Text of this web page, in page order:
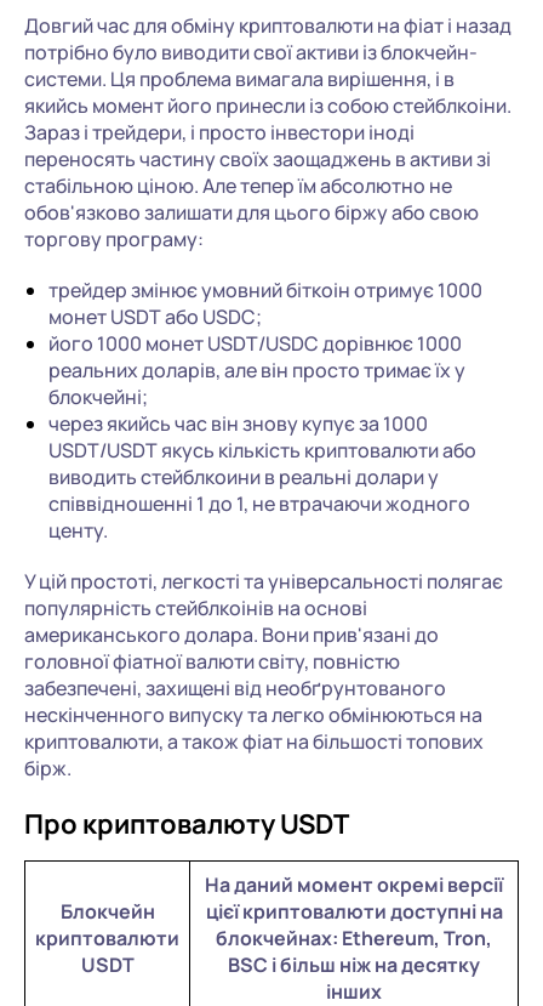
Довгий час для обміну криптовалюти на фіат і назад
потрібно було виводити свої активи із блокчейн-
системи. Ця проблема вимагала вирішення, і в
якийсь момент його принесли із собою стейблкоіни.
Зараз і трейдери, і просто інвестори іноді
переносять частину своїх заощаджень в активи зі
стабільною ціною. Але тепер їм абсолютно не
обов'язково залишати для цього біржу або свою
торгову програму:
трейдер змінює умовний біткоін отримує 1000
монет USDT або USDC;
його 1000 монет USDT/USDC дорівнює 1000
реальних доларів, але він просто тримає їх у
блокчейні;
через якийсь час він знову купує за 1000
USDT/USDT якусь кількість криптовалюти або
виводить стейблкоини в реальні долари у
співвідношенні 1 до 1, не втрачаючи жодного
центу.
У цій простоті, легкості та універсальності полягає
популярність стейблкоінів на основі
американського долара. Вони прив'язані до
головної фіатної валюти світу, повністю
забезпечені, захищені від необґрунтованого
нескінченного випуску та легко обмінюються на
криптовалюти, а також фіат на більшості топових
бірж.
Про криптовалюту USDT
Блокчейн
криптовалюти
USDT
На даний момент окремі версії
цієї криптовалюти доступні на
блокчейнах: Ethereum, Tron,
BSC і більш ніж на десятку
інших